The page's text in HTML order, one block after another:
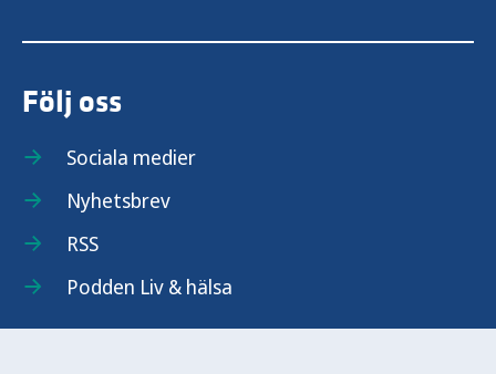
Följ oss
Sociala medier
Nyhetsbrev
RSS
Podden Liv & hälsa